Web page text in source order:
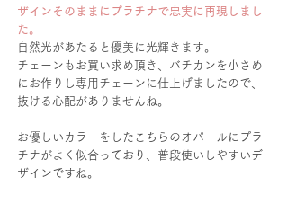
ザインそのままにプラチナで忠実に再現しまし
た。
自然光があたると優美に光輝きます。
チェーンもお買い求め頂き、バチカンを小さめ
にお作りし専用チェーンに仕上げましたので、
抜ける心配がありませんね。
お優しいカラーをしたこちらのオパールにプラ
チナがよく似合っており、普段使いしやすいデ
ザインですね。